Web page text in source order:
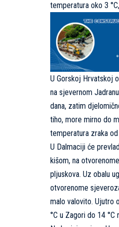
temperatura oko 3
U Gorskoj Hrvatskoj
na sjevernom
dana, zatim
tiho, more mirno do
temperatura zraka od
U Dalmaciji će
kišom, na
pljuskova. Uz obalu
otvorenome
malo valovito. Ujutro
°C u Zagori do 14 °C